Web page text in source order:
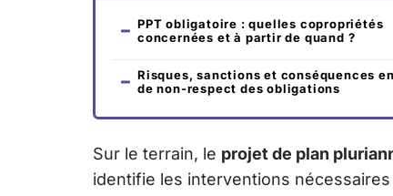
PPT obligatoire : quelles copropriétés
concernées et à partir de quand ?
Risques, sanctions et conséquences
de non-respect des obligations
Sur le terrain, le projet de plan
identifie les interventions